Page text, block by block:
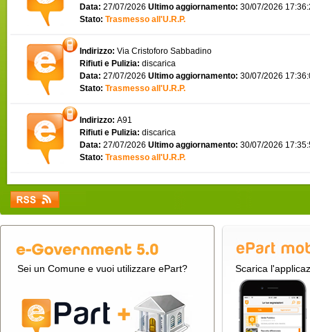
Data: 27/07/2026 Ultimo aggiornamento: 30/07/2026
Stato: Trasmesso all'U.R.P.
Indirizzo: Via Cristoforo Sabbadino
Rifiuti e Pulizia: discarica
Data: 27/07/2026 Ultimo aggiornamento: 30/07/2026
Stato: Trasmesso all'U.R.P.
Indirizzo: A91
Rifiuti e Pulizia: discarica
Data: 27/07/2026 Ultimo aggiornamento: 30/07/2026
Stato: Trasmesso all'U.R.P.
Sei un Comune e vuoi utilizzare ePart? Scarica